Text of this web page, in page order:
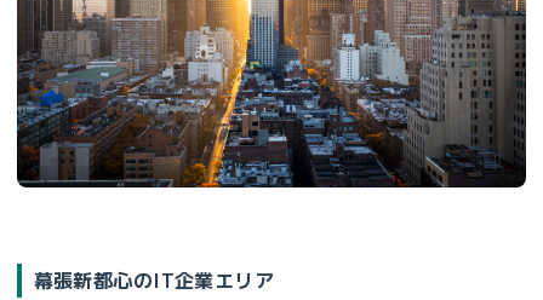
幕張新都心のIT企業エリア